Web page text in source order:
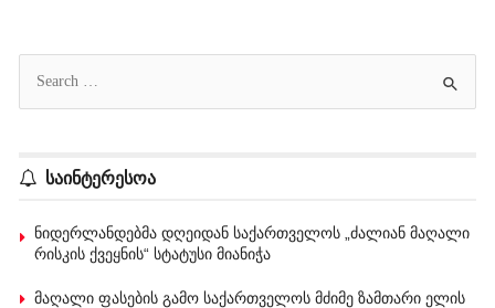
საინტერესოა
ნიდერლანდებმა დღეიდან საქართველოს „ძალიან მაღალი
რისკის ქვეყნის“ სტატუსი მიანიჭა
მაღალი ფასების გამო საქართველოს მძიმე ზამთარი ელის